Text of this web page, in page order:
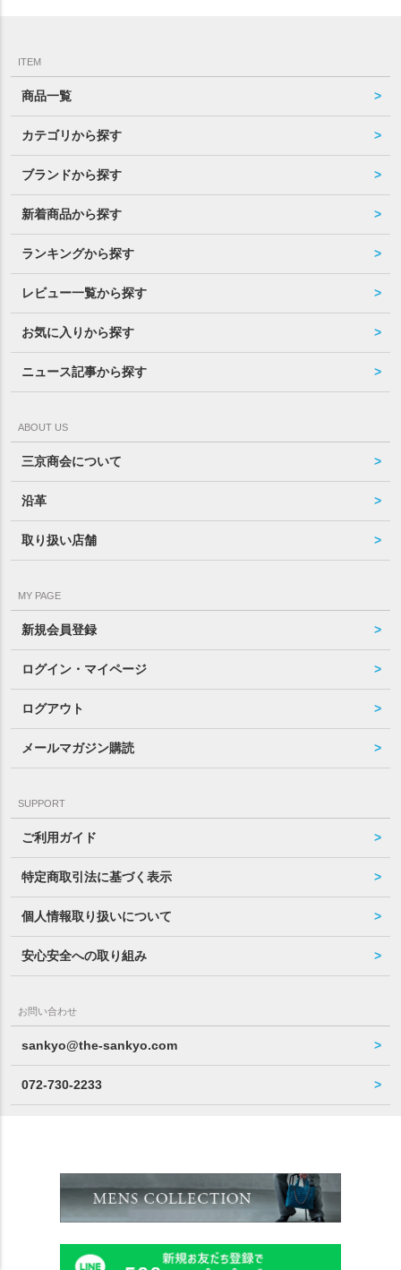
ITEM
商品一覧
カテゴリから探す
ブランドから探す
新着商品から探す
ランキングから探す
レビュー一覧から探す
お気に入りから探す
ニュース記事から探す
ABOUT US
三京商会について
沿革
取り扱い店舗
MY PAGE
新規会員登録
ログイン・マイページ
ログアウト
メールマガジン購読
SUPPORT
ご利用ガイド
特定商取引法に基づく表示
個人情報取り扱いについて
安心安全への取り組み
お問い合わせ
sankyo@the-sankyo.com
072-730-2233